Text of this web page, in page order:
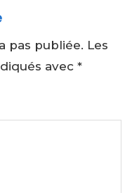
pas publiée. Les
avec *